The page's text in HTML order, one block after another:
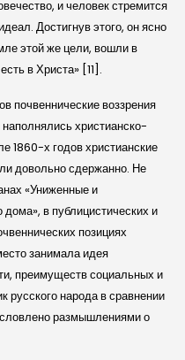
и человек стремится
Достигнув этого, он ясно
этой же цели, вошли в
в Христа» [11].
почвеннические воззрения
христианско-
1860-х годов христианские
довольно сдержанно. Не
«Униженные и
дома», в публицистических и
позициях
занимала идея
преимуществ социальных и
русского народа в сравнении
размышлениями о